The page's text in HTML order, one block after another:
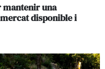
mantenir una
disponible i